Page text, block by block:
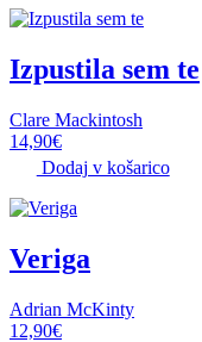
Izpustila sem te
Clare Mackintosh
14,90€
Dodaj v košarico
Veriga
Adrian McKinty
12,90€